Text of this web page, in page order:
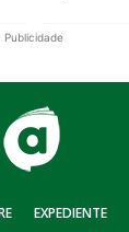
Publicidade
EXPEDIENTE